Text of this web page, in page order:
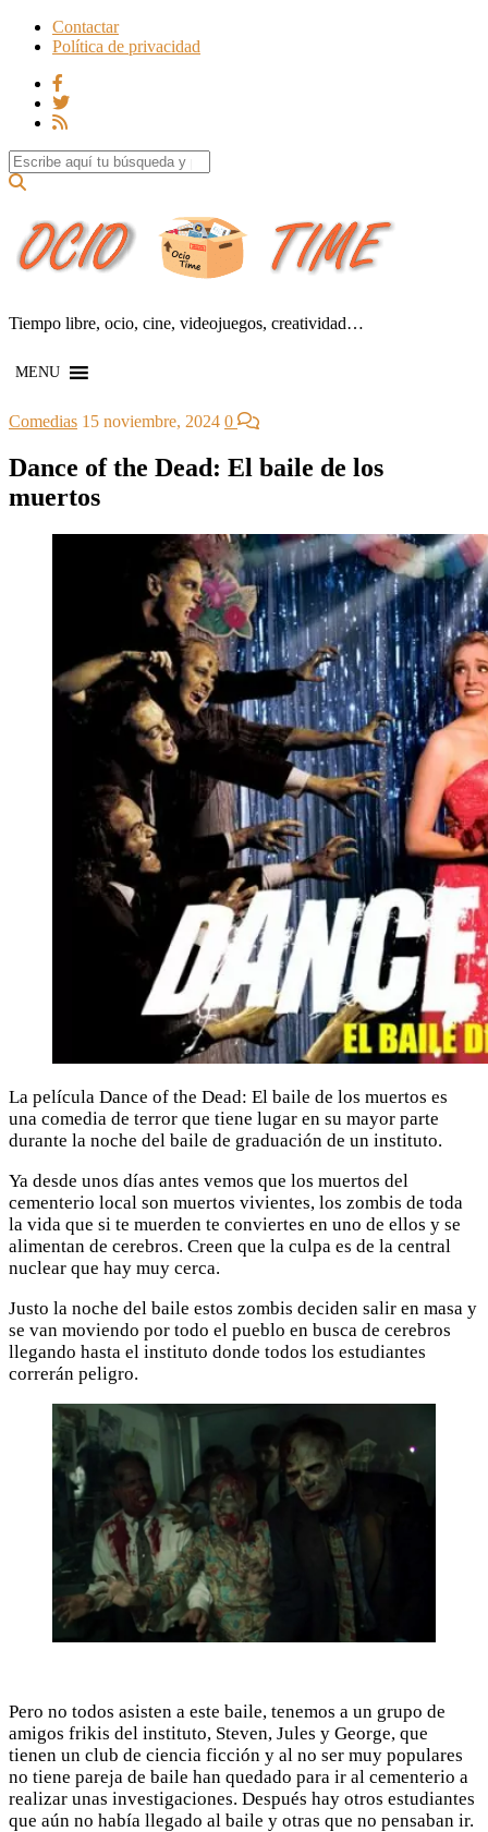
Contactar
Política de privacidad
Search for:
Tiempo libre, ocio, cine, videojuegos, creatividad…
MENU
Comedias 15 noviembre, 2024 0
Dance of the Dead: El baile de los
muertos
La película Dance of the Dead: El baile de los muertos es
una comedia de terror que tiene lugar en su mayor parte
durante la noche del baile de graduación de un instituto.
Ya desde unos días antes vemos que los muertos del
cementerio local son muertos vivientes, los zombis de toda
la vida que si te muerden te conviertes en uno de ellos y se
alimentan de cerebros. Creen que la culpa es de la central
nuclear que hay muy cerca.
Justo la noche del baile estos zombis deciden salir en masa y
se van moviendo por todo el pueblo en busca de cerebros
llegando hasta el instituto donde todos los estudiantes
correrán peligro.
Pero no todos asisten a este baile, tenemos a un grupo de
amigos frikis del instituto, Steven, Jules y George, que
tienen un club de ciencia ficción y al no ser muy populares
no tiene pareja de baile han quedado para ir al cementerio a
realizar unas investigaciones. Después hay otros estudiantes
que aún no había llegado al baile y otras que no pensaban ir.